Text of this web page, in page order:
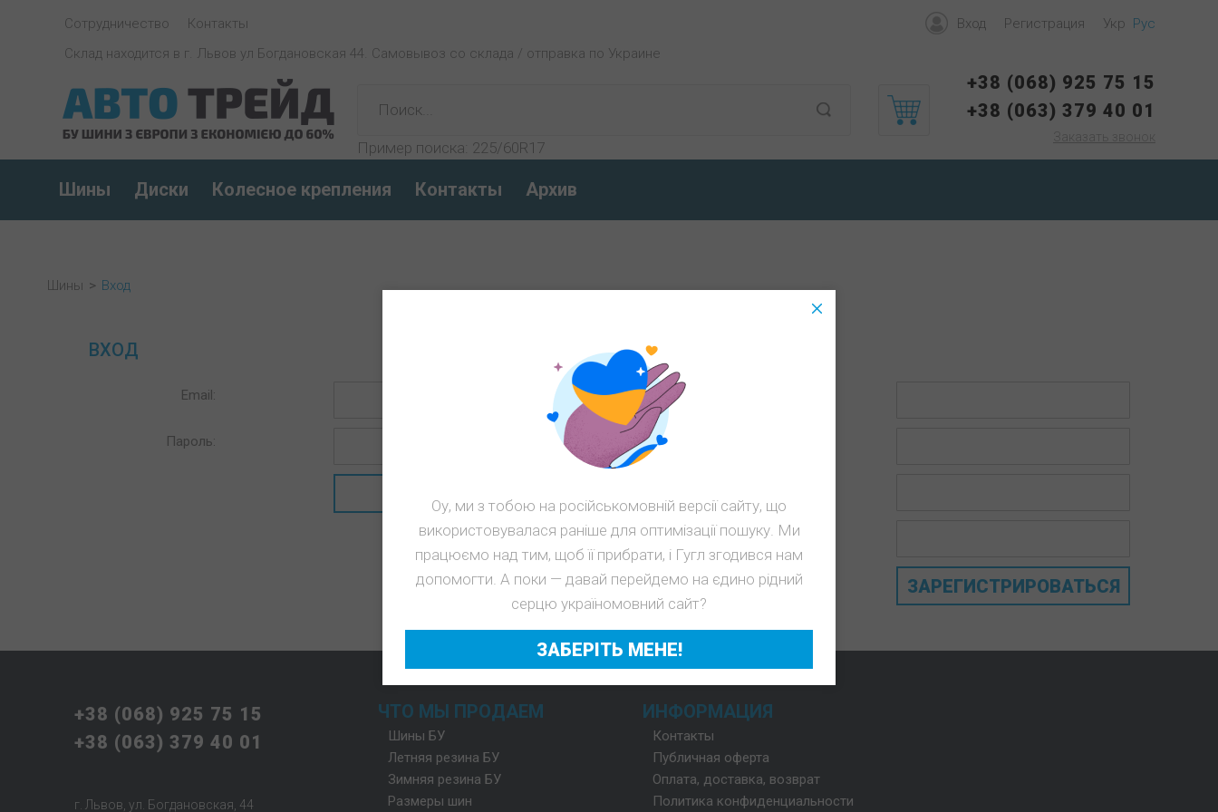
Сотрудничество Контакты Вход Регистрация Укр Рус
Склад находится в г. Львов ул Богдановская 44. Самовывоз со склада / отправка по Украине
Пример поиска: 225/60R17
+38 (068) 925 75 15
+38 (063) 379 40 01
Заказать звонок
Шины Диски Колесное крепления Контакты Архив
Шины > Вход
ВХОД
Email:
Пароль:
Забыли пароль?
РЕГИСТРАЦИЯ
Повторите пароль:
ЗАРЕГИСТРИРОВАТЬСЯ
+38 (068) 925 75 15
+38 (063) 379 40 01
г. Львов, ул. Богдановская, 44
ЧТО МЫ ПРОДАЕМ
Шины БУ
Летняя резина БУ
Зимняя резина БУ
Размеры шин
ИНФОРМАЦИЯ
Контакты
Публичная оферта
Оплата, доставка, возврат
Политика конфиденциальности
Оу, ми з тобою на російськомовній версії сайту, що
використовувалася раніше для оптимізації пошуку. Ми
працюємо над тим, щоб її прибрати, і Гугл згодився нам
допомогти. А поки — давай перейдемо на єдино рідний
серцю україномовний сайт?
ЗАБЕРІТЬ МЕНЕ!